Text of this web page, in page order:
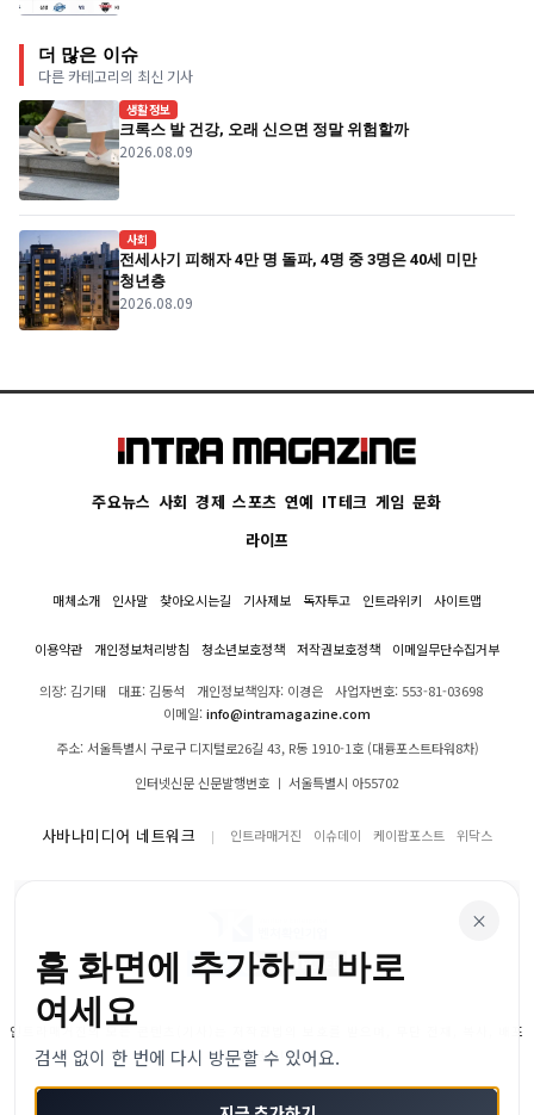
더 많은 이슈
다른 카테고리의 최신 기사
생활정보
크록스 발 건강, 오래 신으면 정말 위험할까
2026.08.09
사회
전세사기 피해자 4만 명 돌파, 4명 중 3명은 40세 미만
청년층
2026.08.09
주요뉴스 사회 경제 스포츠 연예 IT테크 게임 문화
라이프
매체소개 인사말 찾아오시는길 기사제보 독자투고 인트라위키 사이트맵
이용약관 개인정보처리방침 청소년보호정책 저작권보호정책 이메일무단수집거부
의장: 김기태 대표: 김동석 개인정보책임자: 이경은
사업자번호: 553-81-03698
이메일:info@intramagazine.com
주소: 서울특별시 구로구 디지털로26길 43, R동 1910-1호 (대륭포스트타워8차)
인터넷신문 신문발행번호 ㅣ 서울특별시 아55702
사바나미디어 네트워크 인트라매거진 이슈데이 케이팝포스트 위닥스
인트라매거진의 모든 콘텐츠(기사)는 저작권법의 보호를 받으며, 무단 전재, 복사, 배포
등을 금합니다.
© 2024–2026 인트라매거진. All Rights Reserved
×
홈 화면에 추가하고 바로
여세요
검색 없이 한 번에 다시 방문할 수 있어요.